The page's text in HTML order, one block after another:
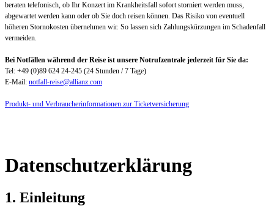
beraten telefonisch, ob Ihr Konzert im Krankheitsfall sofort storniert werden muss,
abgewartet werden kann oder ob Sie doch reisen können. Das Risiko von eventuell
höheren Stornokosten übernehmen wir. So lassen sich Zahlungskürzungen im Schadenfall
vermeiden.
Bei Notfällen während der Reise ist unsere Notrufzentrale jederzeit für Sie da:
Tel: +49 (0)89 624 24-245 (24 Stunden / 7 Tage)
E-Mail: notfall-reise@allianz.com
Produkt- und Verbraucherinformationen zur Ticketversicherung
Datenschutzerklärung
1. Einleitung